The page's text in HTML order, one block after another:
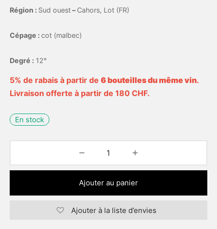
Région : Sud ouest– Cahors, Lot (FR)
Cépage :cot (malbec)
Degré : 12°
5% de rabais à partir de 6 bouteilles du même vin.
Livraison offerte à partir de 180 CHF.
En stock
Ajouter au panier
Ajouter à la liste d’envies